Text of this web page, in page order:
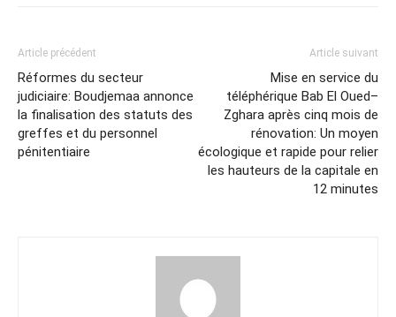
Article précédent
Réformes du secteur
judiciaire: Boudjemaa annonce
la finalisation des statuts des
greffes et du personnel
pénitentiaire
Article suivant
Mise en service du
téléphérique Bab El Oued–
Zghara après cinq mois de
rénovation: Un moyen
écologique et rapide pour relier
les hauteurs de la capitale en
12 minutes